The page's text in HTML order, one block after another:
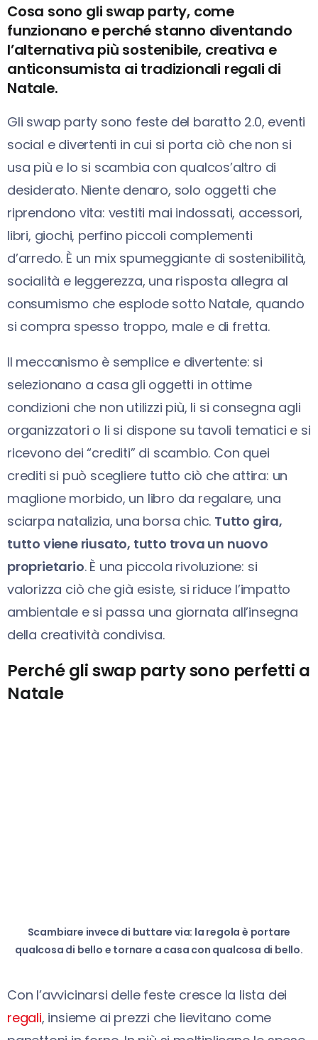
Cosa sono gli swap party, come
funzionano e perché stanno diventando
l’alternativa più sostenibile, creativa e
anticonsumista ai tradizionali regali di
Natale.
Gli swap party sono feste del baratto 2.0, eventi
social e divertenti in cui si porta ciò che non si
usa più e lo si scambia con qualcos’altro di
desiderato. Niente denaro, solo oggetti che
riprendono vita: vestiti mai indossati, accessori,
libri, giochi, perfino piccoli complementi
d’arredo. È un mix spumeggiante di sostenibilità,
socialità e leggerezza, una risposta allegra al
consumismo che esplode sotto Natale, quando
si compra spesso troppo, male e di fretta.
Il meccanismo è semplice e divertente: si
selezionano a casa gli oggetti in ottime
condizioni che non utilizzi più, li si consegna agli
organizzatori o li si dispone su tavoli tematici e si
ricevono dei “crediti” di scambio. Con quei
crediti si può scegliere tutto ciò che attira: un
maglione morbido, un libro da regalare, una
sciarpa natalizia, una borsa chic. Tutto gira,
tutto viene riusato, tutto trova un nuovo
proprietario. È una piccola rivoluzione: si
valorizza ciò che già esiste, si riduce l’impatto
ambientale e si passa una giornata all’insegna
della creatività condivisa.
Perché gli swap party sono perfetti a
Natale
Scambiare invece di buttare via: la regola è portare
qualcosa di bello e tornare a casa con qualcosa di bello.
Con l’avvicinarsi delle feste cresce la lista dei
regali, insieme ai prezzi che lievitano come